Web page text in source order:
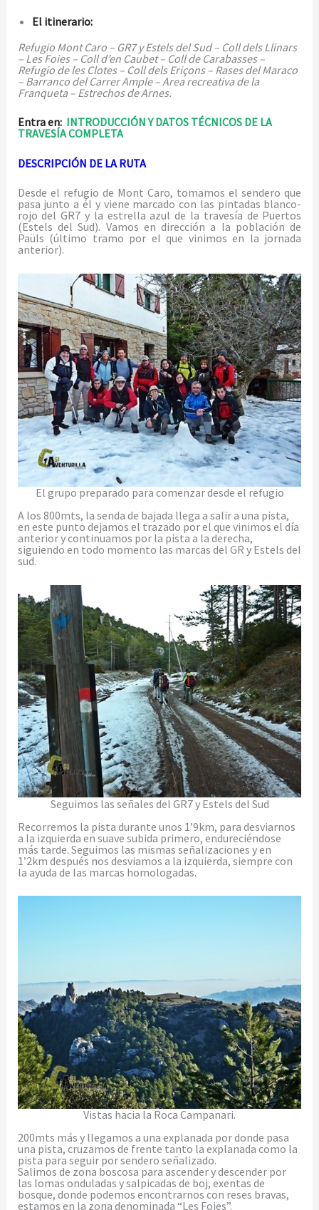
El itinerario:
Refugio Mont Caro – GR7 y Estels del Sud – Coll dels Llinars
– Les Foies – Coll d’en Caubet – Coll de Carabasses –
Refugio de les Clotes – Coll dels Eriçons – Rases del Maraco
– Barranco del Carrer Ample – Area recreativa de la
Franqueta – Estrechos de Arnes.
Entra en: INTRODUCCIÓN Y DATOS TÉCNICOS DE LA
TRAVESÍA COMPLETA
DESCRIPCIÓN DE LA RUTA
Desde el refugio de Mont Caro, tomamos el sendero que
pasa junto a él y viene marcado con las pintadas blanco-
rojo del GR7 y la estrella azul de la travesía de Puertos
(Estels del Sud). Vamos en dirección a la población de
Paüls (último tramo por el que vinimos en la jornada
anterior).
El grupo preparado para comenzar desde el refugio
A los 800mts, la senda de bajada llega a salir a una pista,
en este punto dejamos el trazado por el que vinimos el día
anterior y continuamos por la pista a la derecha,
siguiendo en todo momento las marcas del GR y Estels del
sud.
Seguimos las señales del GR7 y Estels del Sud
Recorremos la pista durante unos 1’9km, para desviarnos
a la izquierda en suave subida primero, endureciéndose
más tarde. Seguimos las mismas señalizaciones y en
1’2km después nos desviamos a la izquierda, siempre con
la ayuda de las marcas homologadas.
Vistas hacia la Roca Campanari.
200mts más y llegamos a una explanada por donde pasa
una pista, cruzamos de frente tanto la explanada como la
pista para seguir por sendero señalizado.
Salimos de zona boscosa para ascender y descender por
las lomas onduladas y salpicadas de boj, exentas de
bosque, donde podemos encontrarnos con reses bravas,
estamos en la zona denominada “Les Foies”.